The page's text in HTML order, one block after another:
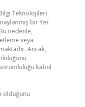
Teknolojileri
bir Yer
nedenle,
veya
Ancak,
kabul
olduğunu